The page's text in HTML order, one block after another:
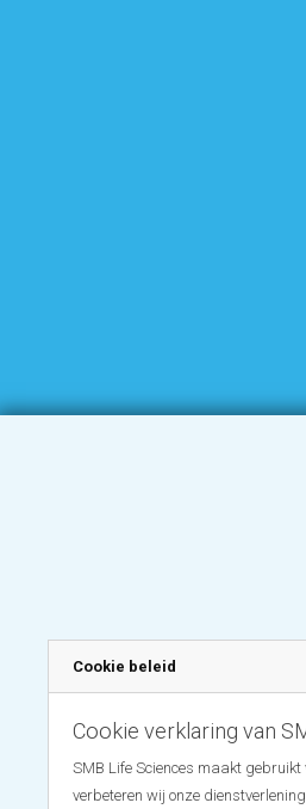
Cookie beleid
Cookie verklaring van
SMB Life Sciences maakt gebruikt
verbeteren wij onze